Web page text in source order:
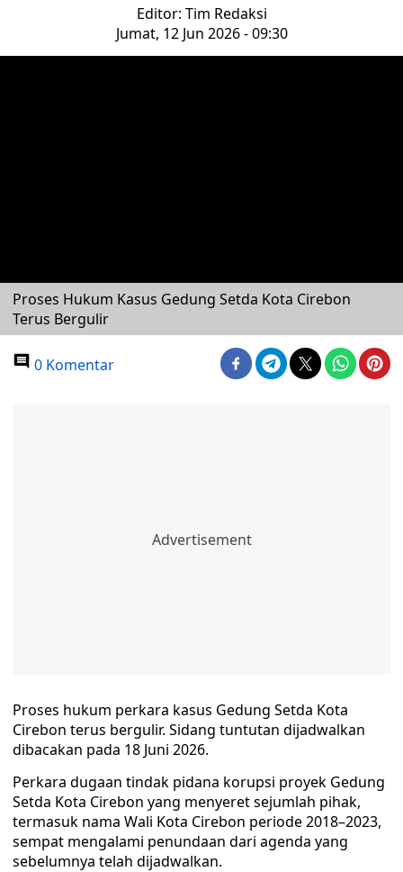
Editor: Tim Redaksi
Jumat, 12 Jun 2026 - 09:30
Proses Hukum Kasus Gedung Setda Kota Cirebon
Terus Bergulir
0 Komentar
Proses hukum perkara kasus Gedung Setda Kota
Cirebon terus bergulir. Sidang tuntutan dijadwalkan
dibacakan pada 18 Juni 2026.
Perkara dugaan tindak pidana korupsi proyek Gedung
Setda Kota Cirebon yang menyeret sejumlah pihak,
termasuk nama Wali Kota Cirebon periode 2018–2023,
sempat mengalami penundaan dari agenda yang
sebelumnya telah dijadwalkan.